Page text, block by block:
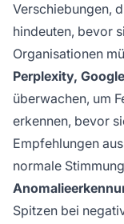
Verschiebungen,
hindeuten, bevor
Organisationen
Perplexity,
überwachen, um
erkennen, bevor
Empfehlungen
normale
Spitzen bei